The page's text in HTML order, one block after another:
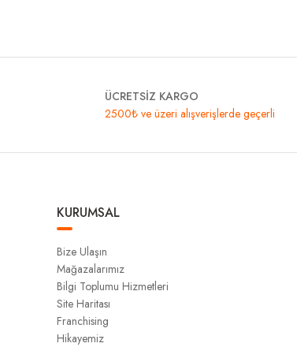
ÜCRETSİZ KARGO
2500₺ ve üzeri alışverişlerde geçerli
KURUMSAL
Bize Ulaşın
Mağazalarımız
Bilgi Toplumu Hizmetleri
Site Haritası
Franchising
Hikayemiz